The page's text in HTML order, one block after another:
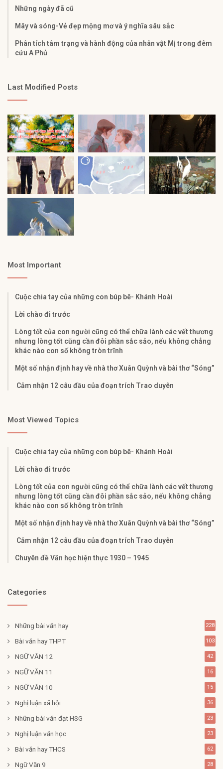
Những ngày đã cũ
Mây và sóng-Vẻ đẹp mộng mơ và ý nghĩa sâu sắc
Phân tích tâm trạng và hành động của nhân vật Mị trong đêm
cứu A Phủ​
Last Modified Posts
Most Important
Cuộc chia tay của những con búp bê- Khánh Hoài
Lời chào đi trước
Lòng tốt của con người cũng có thể chữa lành các vết thương
nhưng lòng tốt cũng cần đôi phần sắc sảo, nếu không chẳng
khác nào con số không tròn trĩnh
Một số nhận định hay về nhà thơ Xuân Quỳnh và bài thơ “Sóng”
Cảm nhận 12 câu đầu của đoạn trích Trao duyên
Most Viewed Topics
Cuộc chia tay của những con búp bê- Khánh Hoài
Lời chào đi trước
Lòng tốt của con người cũng có thể chữa lành các vết thương
nhưng lòng tốt cũng cần đôi phần sắc sảo, nếu không chẳng
khác nào con số không tròn trĩnh
Một số nhận định hay về nhà thơ Xuân Quỳnh và bài thơ “Sóng”
Cảm nhận 12 câu đầu của đoạn trích Trao duyên
Chuyên đề Văn học hiện thực 1930 – 1945
Categories
Những bài văn hay 228
Bài văn hay THPT 103
NGỮ VĂN 12 42
NGỮ VĂN 11 16
NGỮ VĂN 10 15
Nghị luận xã hội 36
Những bài văn đạt HSG 23
Nghị luận văn học 23
Bài văn hay THCS 62
Ngữ Văn 9 28